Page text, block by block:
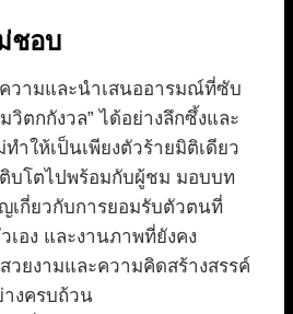
ชอบ
วามและนำเสนออารมณ์ที่ซับ
วิตกกังวล” ได้อย่างลึกซึ้งและ
ทำให้เป็นเพียงตัวร้ายมิติเดียว
บโตไปพร้อมกับผู้ชม มอบบท
เกี่ยวกับการยอมรับตัวตนที่
เอง และงานภาพที่ยังคง
วยงามและความคิดสร้างสรรค์
างครบถ้วน